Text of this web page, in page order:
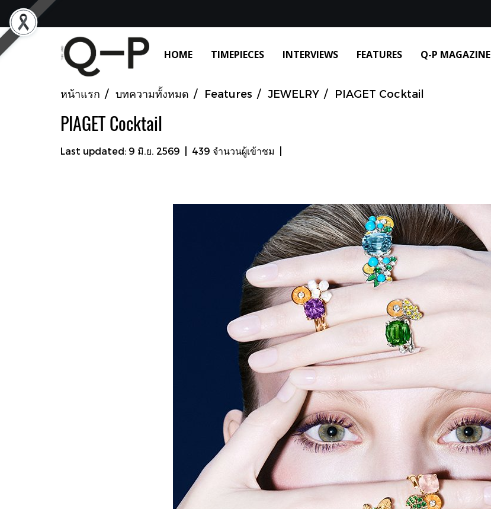
HOME TIMEPIECES INTERVIEWS FEATURES Q-P MAGAZINE
หน้าแรก บทความทั้งหมด Features JEWELRY PIAGET Cocktail
PIAGET Cocktail
Last updated: 9 มิ.ย. 2569 439 จำนวนผู้เข้าชม